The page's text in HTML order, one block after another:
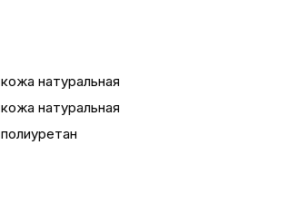
кожа натуральная
кожа натуральная
полиуретан